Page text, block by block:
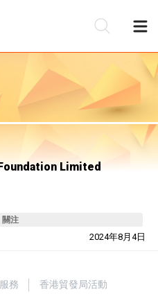
Limited
關注
2024年8月4日
務 香港貿發局活動